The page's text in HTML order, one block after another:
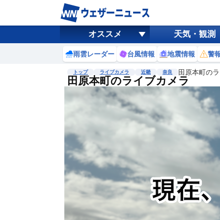
オススメ 天気・観測
雨雲レーダー 台風情報 地震情報 警
トップ ライブカメラ 近畿 奈良 田原本町の
田原本町のライブカメラ